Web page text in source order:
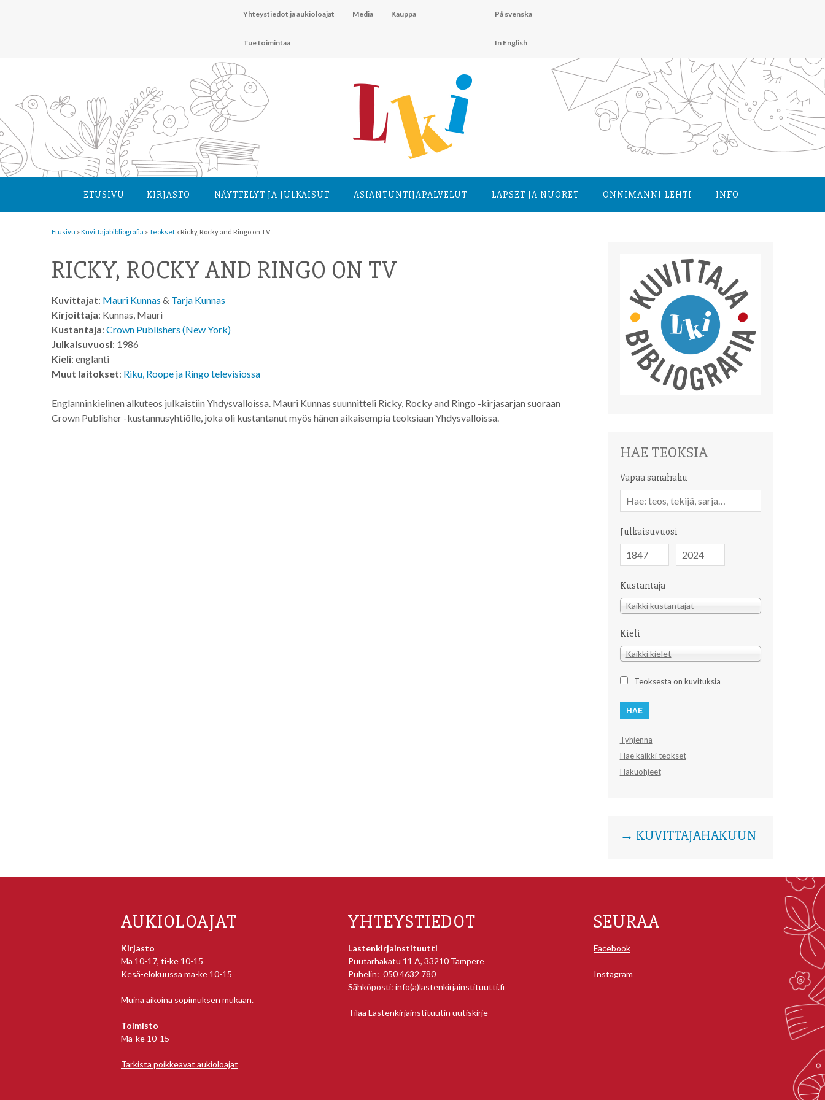
Yhteystiedot ja aukioloajat Media Kauppa
Tue toimintaa
På svenska
In English
ETUSIVU KIRJASTO NÄYTTELYT JA JULKAISUT ASIANTUNTIJA­PALVELUT LAPSET JA NUORET ONNIMANNI-LEHTI INFO
Etusivu »Kuvittaja­bibliografia »Teokset » Ricky, Rocky and Ringo on TV
RICKY, ROCKY AND RINGO ON TV
Kuvittajat: Mauri Kunnas & Tarja Kunnas
Kirjoittaja: Kunnas, Mauri
Kustantaja: Crown Publishers (New York)
Julkaisuvuosi: 1986
Kieli: englanti
Muut laitokset: Riku, Roope ja Ringo televisiossa
Englanninkielinen alkuteos julkaistiin Yhdysvalloissa. Mauri Kunnas suunnitteli Ricky, Rocky and Ringo -kirjasarjan suoraan
Crown Publisher -kustannusyhtiölle, joka oli kustantanut myös hänen aikaisempia teoksiaan Yhdysvalloissa.
HAE TEOKSIA
Vapaa sanahaku
sanahaku
Julkaisuvuosi
-
Kustantaja
Kustantaja
Kaikki kustantajat
Kieli
Kieli
Kaikki kielet
Teoksesta on kuvituksia
Tyhjennä
Hae kaikki teokset
Hakuohjeet
→ KUVITTAJAHAKUUN
AUKIOLOAJAT
Kirjasto
Ma 10-17, ti-ke 10-15
Kesä-elokuussa ma-ke 10-15
Muina aikoina sopimuksen mukaan.
Toimisto
Ma-ke 10-15
Tarkista poikkeavat aukioloajat
YHTEYSTIEDOT
Lastenkirjainstituutti
Puutarhakatu 11 A, 33210 Tampere
Puhelin: 050 4632 780
Sähköposti: info(a)lastenkirjainstituutti.fi
Tilaa Lastenkirjainstituutin uutiskirje
SEURAA
Facebook
Instagram